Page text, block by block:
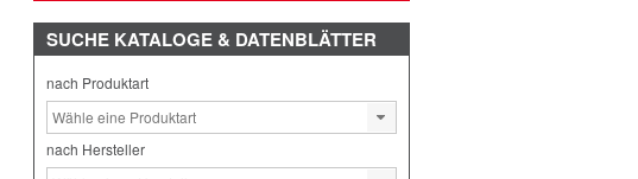
SUCHE KATALOGE & DATENBLÄTTER
nach Produktart
nach Hersteller